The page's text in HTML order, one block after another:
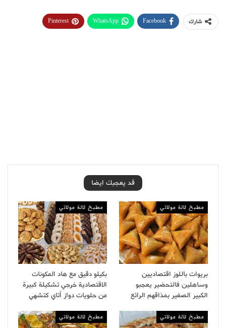
شارك Facebook
WhatsApp
Pinterest
قد يعجبك ايضا
مطبخ لالة مولاتي
بريوات باللوز اقتصاديين
وساهلين فالتحضير يعجبو
الكبير الصغير بمذاقهم الرائع
مطبخ لالة مولاتي
بكيلو دقيق مع هاد المكونات
الاقتصادية خرجي تشكيلة كبيرة
من حلويات دواز أتاي كتشهي
مطبخ لالة مولاتي مطبخ لالة مولاتي